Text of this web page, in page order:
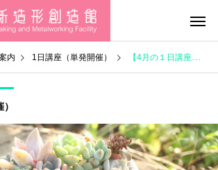
内 1日講座（単発開催） 【4月の１日講座】※3/19（火）10:00～受付開始